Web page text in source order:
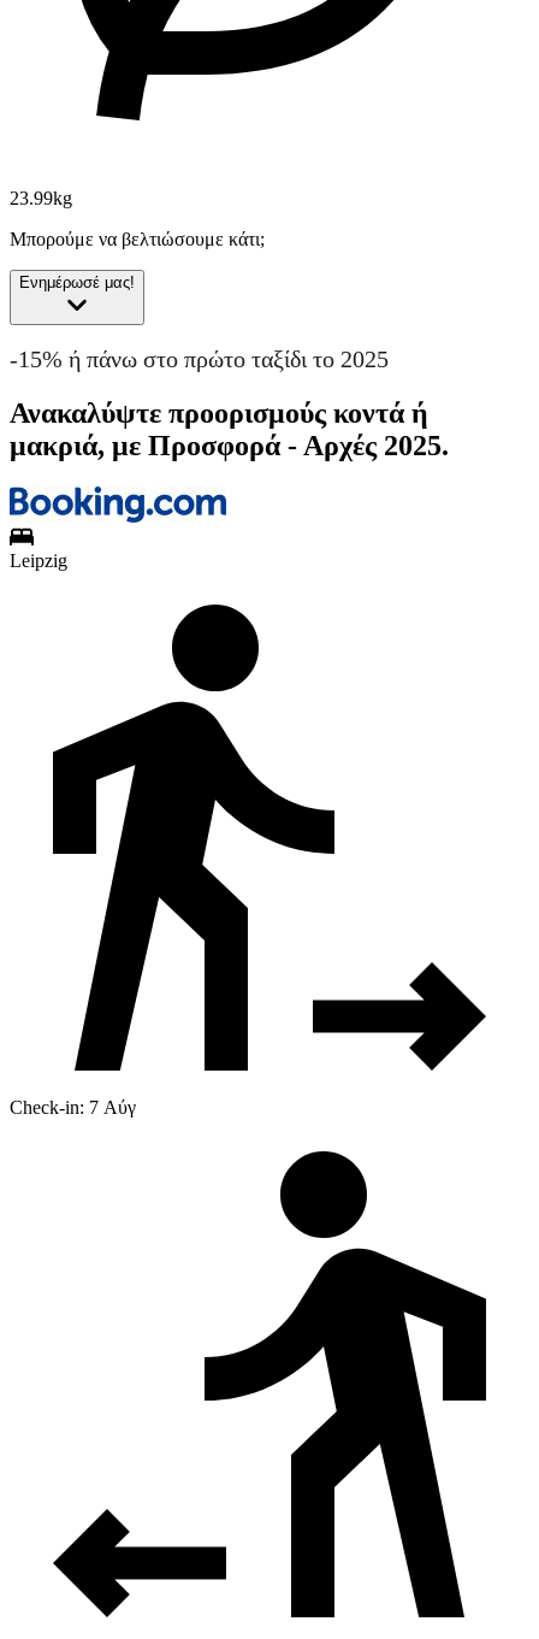
23.99kg
Μπορούμε να βελτιώσουμε κάτι;
Ενημέρωσέ μας!
-15% ή πάνω στο πρώτο ταξίδι το 2025
Ανακαλύψτε προορισμούς κοντά ή
μακριά, με Προσφορά - Αρχές 2025.
Leipzig
Check-in: 7 Αύγ